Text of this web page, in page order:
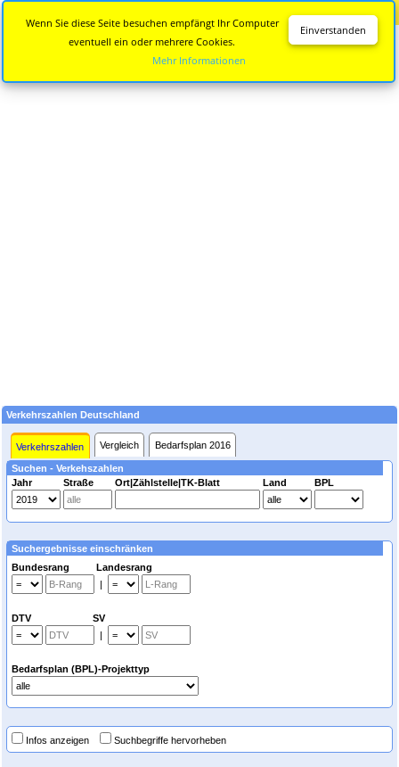
Verkehrszahlen Deutschland
Verkehrszahlen Vergleich Bedarfsplan 2016
Suchen - Verkehszahlen
Jahr
Straße Ort|Zählstelle|TK-Blatt Land BPL
Suchergebnisse einschränken
Bundesrang Landesrang
|
DTV SV
|
Bedarfsplan (BPL)-Projekttyp
Infos anzeigen Suchbegriffe hervorheben
Einverstanden
Wenn Sie diese Seite besuchen empfängt Ihr Computer
eventuell ein oder mehrere Cookies.
Mehr Informationen